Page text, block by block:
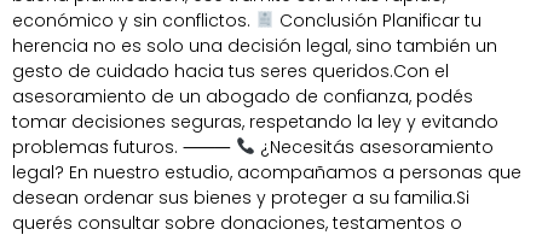
económico y sin conflictos.
Conclusión Planificar tu
herencia no es solo una decisión legal, sino también un
gesto de cuidado hacia tus seres queridos.Con el
asesoramiento de un abogado de confianza, podés
tomar decisiones seguras, respetando la ley y evitando
problemas futuros. ⸻
¿Necesitás asesoramiento
legal? En nuestro estudio, acompañamos a personas que
desean ordenar sus bienes y proteger a su familia.Si
querés consultar sobre donaciones, testamentos o